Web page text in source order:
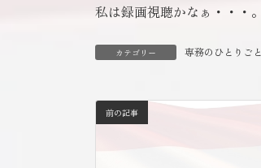
私は録画視聴かなぁ・・・。
カテゴリー 専務のひとりごと
前の記事